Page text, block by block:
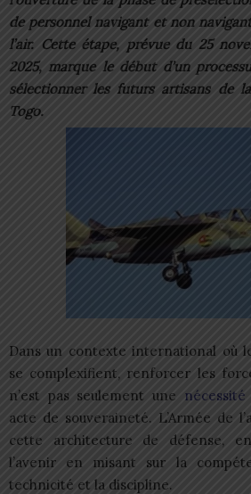
de personnel navigant et non
l’air. Cette étape, prévue du 25
2025, marque le début d’un
sélectionner les futurs artisans de
Togo.
Dans un contexte international où
se complexifient, renforcer les
n’est pas seulement une nécessité
acte de souveraineté. L’Armée de
cette architecture de défense,
l’avenir en misant sur la
technicité et la discipline.